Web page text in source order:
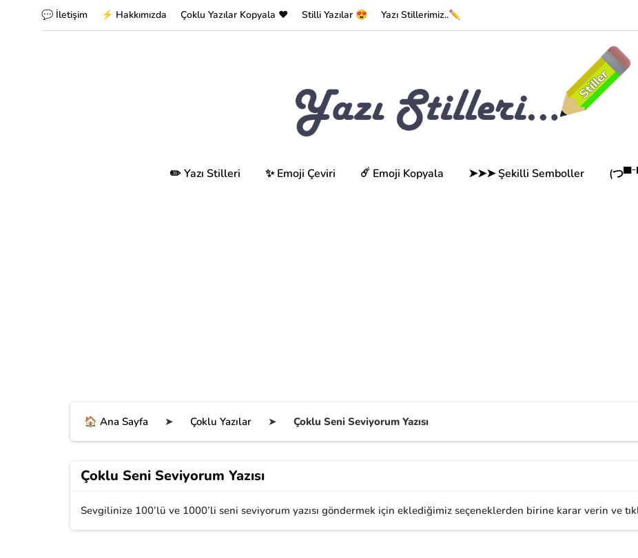
💬 İletişim ⚡ Hakkımızda Çoklu Yazılar Kopyala ❤️ Stilli Yazılar 😍 Yazı Stillerimiz..✏️
✏️ Yazı Stilleri ✨ Emoji Çeviri ☄️ Emoji Kopyala ➤➤➤ Şekilli Semboller (つ
🏠 Ana Sayfa ➤ Çoklu Yazılar ➤ Çoklu Seni Seviyorum Yazısı
Çoklu Seni Seviyorum Yazısı
Sevgilinize 100’lü ve 1000’li seni seviyorum yazısı göndermek için eklediğimiz seçeneklerden birine karar verin ve